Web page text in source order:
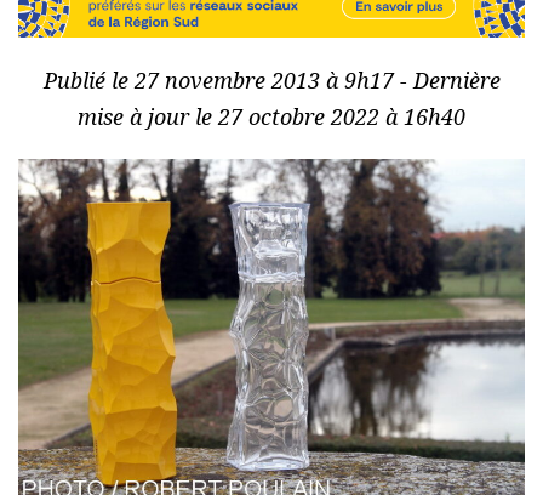
Publié le 27 novembre 2013 à 9h17 - Dernière
mise à jour le 27 octobre 2022 à 16h40